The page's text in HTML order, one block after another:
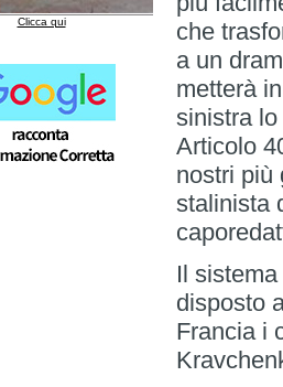
Clicca qui
che
a un
metterà
sinistra lo
Articolo
nostri più
stalinista
Il
disposto
Francia i